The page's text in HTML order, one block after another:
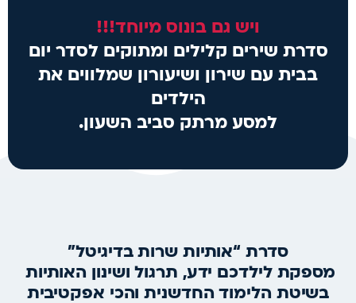
ויש גם בונוס מיוחד!!!
סדרת שירים קלילים ומתוקים לסדר יום
בבית עם שירון ושיעורון שמלווים את
הילדים
למסע מרתק סביב השעון.
סדרת “אותיות שרות בדיגיטל”
מספקת לילדכם ידע, תרגול ושינון האותיות
בשיטת הלימוד החדשנית והכי אפקטיבית